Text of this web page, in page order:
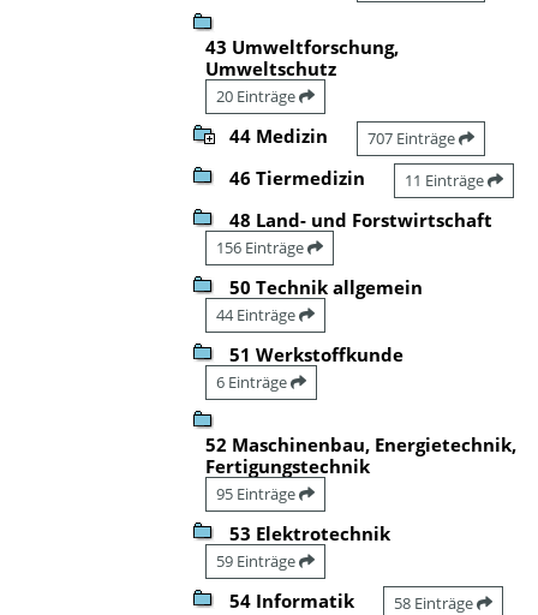
43 Umweltforschung,
Umweltschutz
20 Einträge
44 Medizin 707 Einträge
46 Tiermedizin 11 Einträge
48 Land- und Forstwirtschaft
156 Einträge
50 Technik allgemein
44 Einträge
51 Werkstoffkunde
6 Einträge
52 Maschinenbau, Energietechnik,
Fertigungstechnik
95 Einträge
53 Elektrotechnik
59 Einträge
54 Informatik 58 Einträge